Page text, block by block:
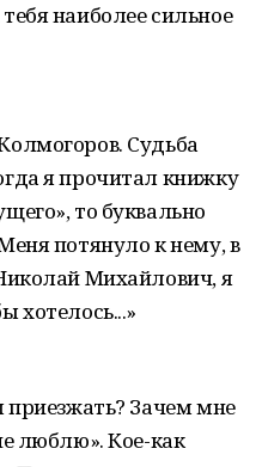
наиболее сильное
Судьба
я прочитал книжку
то буквально
потянуло к нему, в
Михайлович, я
хотелось...»
приезжать? Зачем мне
люблю». Кое-как